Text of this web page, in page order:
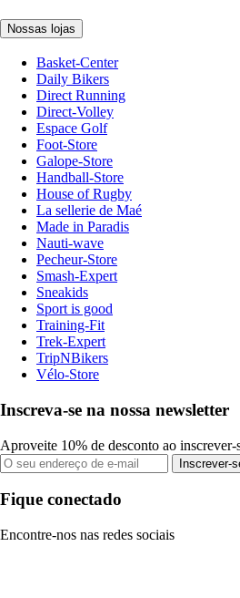
Nossas lojas
Basket-Center
Daily Bikers
Direct Running
Direct-Volley
Espace Golf
Foot-Store
Galope-Store
Handball-Store
House of Rugby
La sellerie de Maé
Made in Paradis
Nauti-wave
Pecheur-Store
Smash-Expert
Sneakids
Sport is good
Training-Fit
Trek-Expert
TripNBikers
Vélo-Store
Inscreva-se na nossa newsletter
Aproveite 10% de desconto ao inscrever-
Inscrever-
Fique conectado
Encontre-nos nas redes sociais